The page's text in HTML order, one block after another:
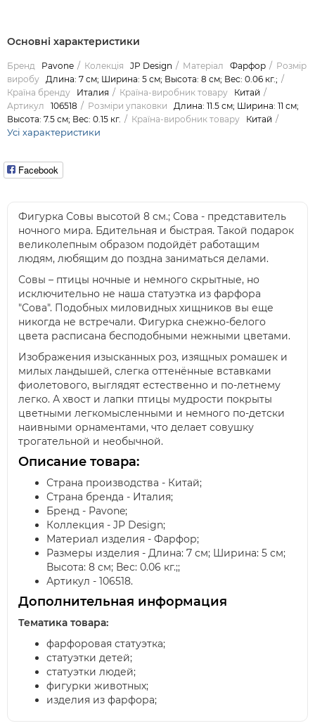
Основні характеристики
Бренд Pavone Колекція JP Design Матеріал Фарфор
Розмір
виробу Длина: 7 см; Ширина: 5 см; Высота: 8 см; Вес: 0.06 кг.;
Країна бренду
Италия Країна-виробник товару
Китай
Артикул
106518 Розміри упаковки
Длина: 11.5 см; Ширина: 11 см;
Высота: 7.5 см; Вес: 0.15 кг.
Країна-виробник товару Китай
Усі характеристики
Facebook
Фигурка Совы высотой 8 см.; Сова - представитель
ночного мира. Бдительная и быстрая. Такой подарок
великолепным образом подойдёт работащим
людям, любящим до поздна заниматься делами.
Совы – птицы ночные и немного скрытные, но
исключительно не наша статуэтка из фарфора
"Сова". Подобных миловидных хищников вы еще
никогда не встречали. Фигурка снежно-белого
цвета расписана бесподобными нежными цветами.
Изображения изысканных роз, изящных ромашек и
милых ландышей, слегка оттенённые вставками
фиолетового, выглядят естественно и по-летнему
легко. А хвост и лапки птицы мудрости покрыты
цветными легкомысленными и немного по-детски
наивными орнаментами, что делает совушку
трогательной и необычной.
Описание товара:
Страна производства - Китай;
Страна бренда - Италия;
Бренд - Pavone;
Коллекция - JP Design;
Материал изделия - Фарфор;
Размеры изделия - Длина: 7 см; Ширина: 5 см;
Высота: 8 см; Вес: 0.06 кг.;;
Артикул - 106518.
Дополнительная информация
Тематика товара:
фарфоровая статуэтка;
статуэтки детей;
статуэтки людей;
фигурки животных;
изделия из фарфора;